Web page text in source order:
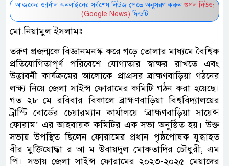
আজকের জার্নাল অনলাইনের সর্বশেষ নিউজ পেতে অনুসরণ করুন গুগল নিউজ
(Google News) ফিডটি
মো.নিয়ামুল ইসলামঃ
তরুণ প্রজন্মকে বিজ্ঞানমনস্ক করে গড়ে তোলার মাধ্যমে বৈশ্বিক
প্রতিযোগিতাপূর্ণ পরিবেশে যোগ্যতার স্বাক্ষর রাখতে এবং
উদ্ভাবনী কার্যক্রমের আলোকে প্রাগ্রসর ব্রাহ্মণবাড়িয়া গঠনের
লক্ষ্য নিয়ে জেলা সাইন্স ফোরামের কমিটি গঠন করা হয়েছে।
গত ২৮ মে রবিবার বিকালে ব্রাহ্মণবাড়িয়া বিশ্ববিদ্যালয়ের
ট্রাস্টি বোর্ডের চেয়ারম্যান কার্যালয়ে ‘ব্রাহ্মণবাড়িয়া সায়েন্স
ফোরাম’ এর আহবায়ক কমিটির এক সভা অনুষ্ঠিত হয়। উক্ত
সভায় উপস্থিত ছিলেন ফোরামের প্রধান পৃষ্ঠপোষক যুদ্ধাহত
বীর মুক্তিযোদ্ধা র আ ম উবায়দুল মোকতাদির চৌধুরী, এম
পি। সভায় জেলা সাইন্স ফোরামের ২০২৩-২০২৫ মেয়াদের